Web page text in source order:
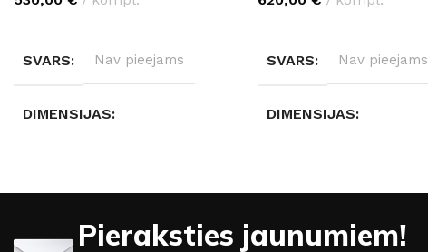
SVARS Nav pieejams
DIMENSIJAS
SVARS Nav pieejams
DIMENSIJAS
Pieraksties jaunumiem!